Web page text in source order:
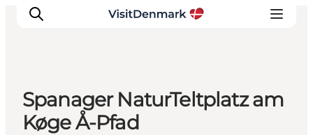
Inspiration
Spanager NaturTeltplatz am
Køge Å-Pfad